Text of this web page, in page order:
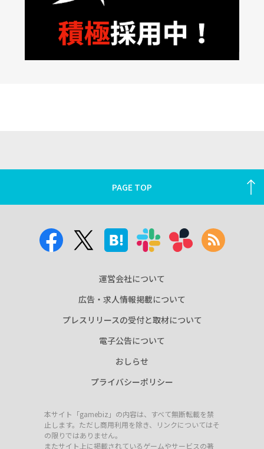
PAGE TOP
運営会社について
広告・求人情報掲載について
プレスリリースの受付と取材について
電子公告について
おしらせ
プライバシーポリシー
本サイト「gamebiz」の内容は、すべて無断転載を禁
止します。ただし商用利用を除き、リンクについてはそ
の限りではありません。
またサイト上に掲載されているゲームやサービスの著